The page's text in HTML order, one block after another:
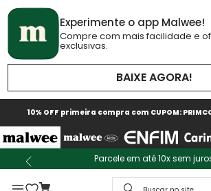
Experimente o app Malwee!
Compre com mais facilidade e
exclusivas.
BAIXE AGORA!
10% OFF primeira compra com CUPOM:
Parcele em até 10x sem
Buscar no site